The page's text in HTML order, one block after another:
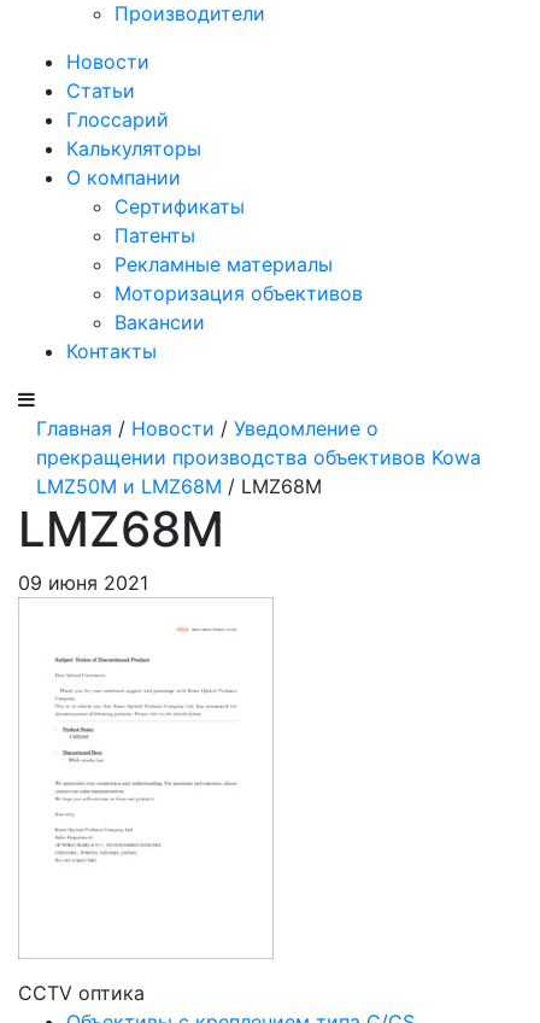
Производители
Новости
Статьи
Глоссарий
Калькуляторы
О компании
Сертификаты
Патенты
Рекламные материалы
Моторизация объективов
Вакансии
Контакты
Главная / Новости / Уведомление о
прекращении производства объективов Kowa
LMZ50M и LMZ68M / LMZ68M
LMZ68M
09 июня 2021
CCTV оптика